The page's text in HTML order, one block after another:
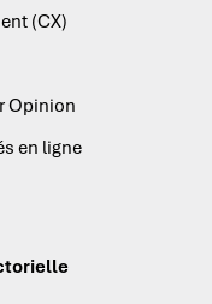
(CX)
Opinion
en ligne